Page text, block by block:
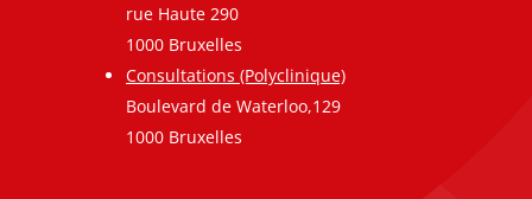
rue Haute 290
1000 Bruxelles
Consultations (Polyclinique)
Boulevard de Waterloo,129
1000 Bruxelles